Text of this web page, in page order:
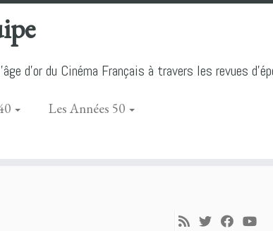
d'or du Cinéma Français à travers les revues
Les Années 50